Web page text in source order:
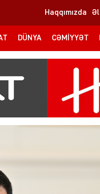
Haqqımızda
DÜNYA CƏMIYYƏT